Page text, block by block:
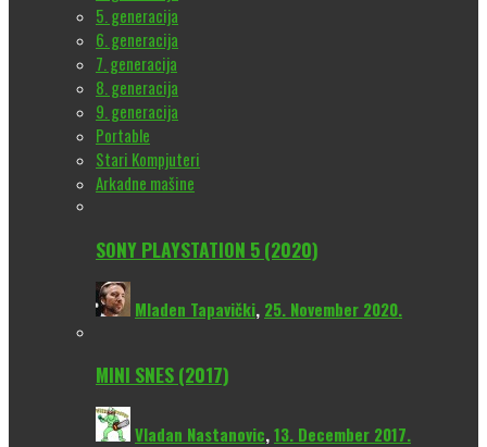
5. generacija
6. generacija
7. generacija
8. generacija
9. generacija
Portable
Stari Kompjuteri
Arkadne mašine
SONY PLAYSTATION 5 (2020)
Mladen Tapavički, 25. November 2020.
MINI SNES (2017)
Vladan Nastanovic,13. December 2017.